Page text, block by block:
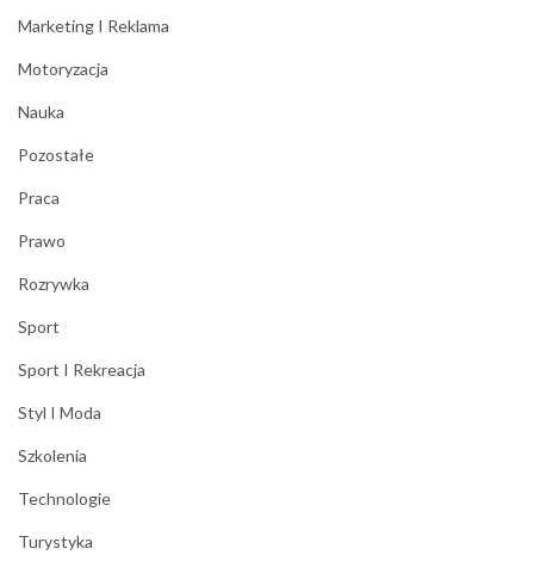
Marketing I Reklama
Motoryzacja
Nauka
Pozostałe
Praca
Prawo
Rozrywka
Sport
Sport I Rekreacja
Styl I Moda
Szkolenia
Technologie
Turystyka